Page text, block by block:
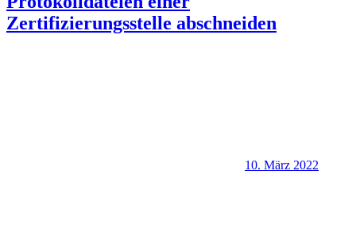
Zertifizierungsstelle abschneiden
10. März 2022